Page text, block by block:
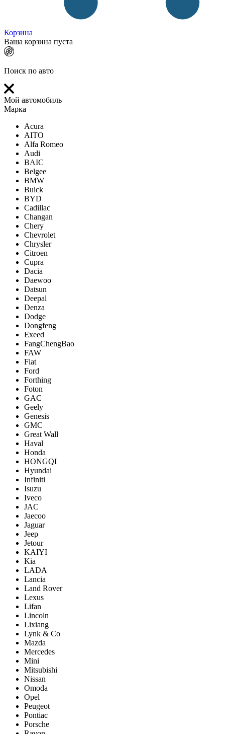
Корзина
Ваша корзина пуста
Поиск по авто
Мой автомобиль
Марка
Acura
AITO
Alfa Romeo
Audi
BAIC
Belgee
BMW
Buick
BYD
Cadillac
Changan
Chery
Chevrolet
Chrysler
Citroen
Cupra
Dacia
Daewoo
Datsun
Deepal
Denza
Dodge
Dongfeng
Exeed
FangChengBao
FAW
Fiat
Ford
Forthing
Foton
GAC
Geely
Genesis
GMC
Great Wall
Haval
Honda
HONGQI
Hyundai
Infiniti
Isuzu
Iveco
JAC
Jaecoo
Jaguar
Jeep
Jetour
KAIYI
Kia
LADA
Lancia
Land Rover
Lexus
Lifan
Lincoln
Lixiang
Lynk & Co
Mazda
Mercedes
Mini
Mitsubishi
Nissan
Omoda
Opel
Peugeot
Pontiac
Porsсhe